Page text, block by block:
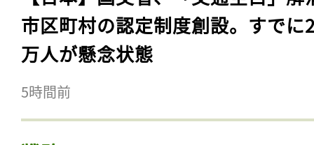
市区町村の認定制度創設。すでに
万人が懸念状態
5時間前